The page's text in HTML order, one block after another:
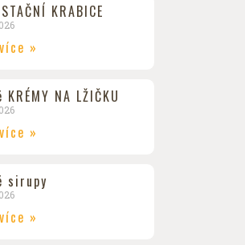
KRABICE
»
KRÉMY NA LŽIČKU
»
sirupy
»